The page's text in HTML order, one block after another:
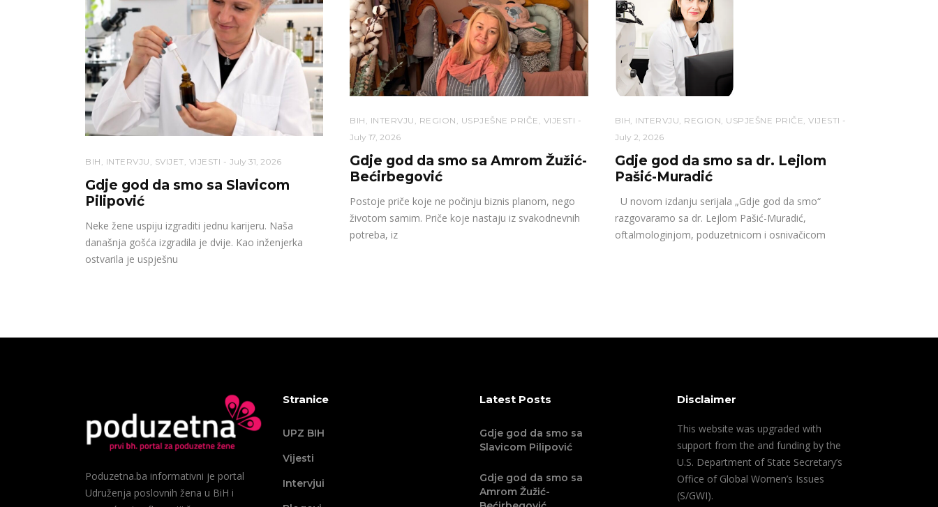
BIH INTERVJU SVIJET VIJESTI July 31, 2026
Gdje god da smo sa Slavicom
Pilipović
Neke žene uspiju izgraditi jednu karijeru. Naša
današnja gošća izgradila je dvije. Kao inženjerka
ostvarila je uspješnu
BIH INTERVJU REGION USPJEŠNE PRIČE VIJESTI
July 17, 2026
Gdje god da smo sa Amrom Žužić-
Bećirbegović
Postoje priče koje ne počinju biznis planom, nego
životom samim. Priče koje nastaju iz svakodnevnih
potreba, iz
BIH INTERVJU REGION USPJEŠNE PRIČE ,VIJESTI
July 2, 2026
Gdje god da smo sa dr. Lejlom
Pašić-Muradić
U novom izdanju serijala „Gdje god da smo“
razgovaramo sa dr. Lejlom Pašić-Muradić,
oftalmologinjom, poduzetnicom i osnivačicom
Poduzetna.ba informativni je portal
Udruženja poslovnih žena u BiH i
Stranice
UPZ BIH
Vijesti
Intervjui
Latest Posts
Gdje god da smo sa
Slavicom Pilipović
Gdje god da smo sa
Amrom Žužić-
Disclaimer
This website was upgraded with
support from the and funding by the
U.S. Department of State Secretary’s
Office of Global Women’s Issues
(S/GWI).